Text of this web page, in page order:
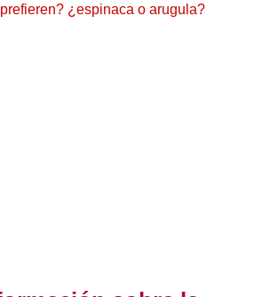
¿espinaca o arugula?